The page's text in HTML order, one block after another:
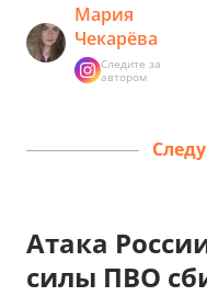
Мария
Чекарёва
Следите за
автором
Атака
силы ПВО